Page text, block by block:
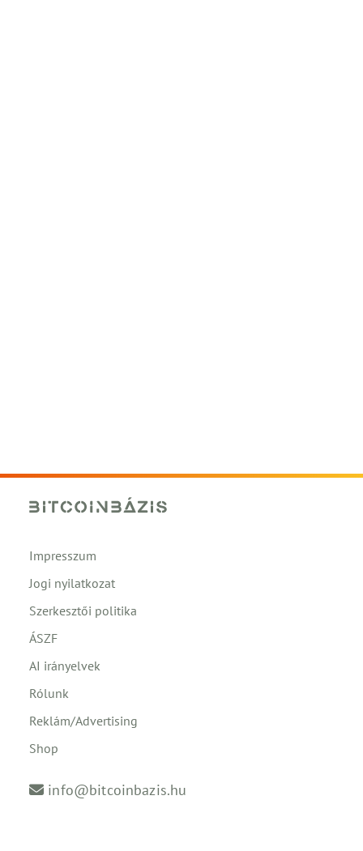
Impresszum
Jogi nyilatkozat
Szerkesztői politika
ÁSZF
AI irányelvek
Rólunk
Reklám/Advertising
Shop
info@bitcoinbazis.hu